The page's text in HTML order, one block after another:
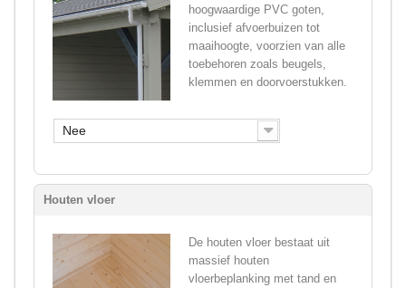
hoogwaardige PVC goten,
inclusief afvoerbuizen tot
maaihoogte, voorzien van alle
toebehoren zoals beugels,
klemmen en doorvoerstukken.
Nee
Houten vloer
De houten vloer bestaat uit
massief houten
vloerbeplanking met tand en